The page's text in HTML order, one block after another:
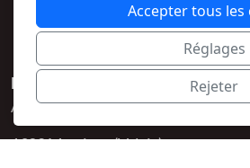
Bike'N Joy cycle center Sàrl
Av. du Gd-St-Bernard 36
1920 Martigny (Valais)
Accepter tous les
Réglages
Rejeter